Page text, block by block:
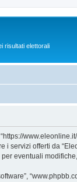
risultati elettorali
servizi offerti da
eventuali